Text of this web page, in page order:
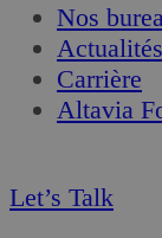
Nos
Actualités
Carrière
Altavia
Let’s Talk